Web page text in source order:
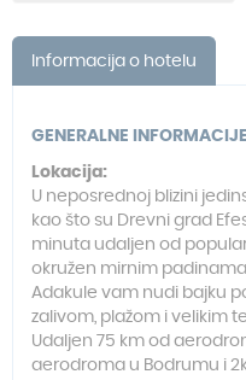
Informacija o hotelu
GENERALNE INFORMACIJE
Lokacija:
U neposrednoj blizini
kao što su Drevni grad
minuta udaljen od
okružen mirnim
Adakule vam nudi bajku
zalivom, plažom i velikim
Udaljen 75 km od
aerodroma u Bodrumu i